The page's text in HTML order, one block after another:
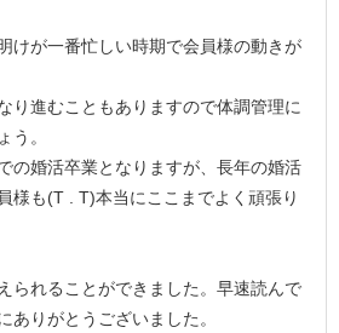
けが一番忙しい時期で会員様の動きが
り進むこともありますので体調管理に
う。
の婚活卒業となりますが、長年の婚活
様も(T . T)本当にここまでよく頑張り
られることができました。早速読んで
ありがとうございました。